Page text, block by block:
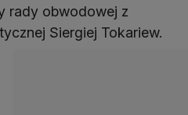
rady obwodowej z
Siergiej Tokariew.